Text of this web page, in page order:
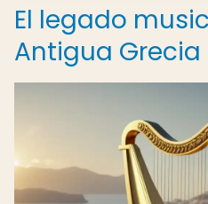
El legado
Antigua Grecia